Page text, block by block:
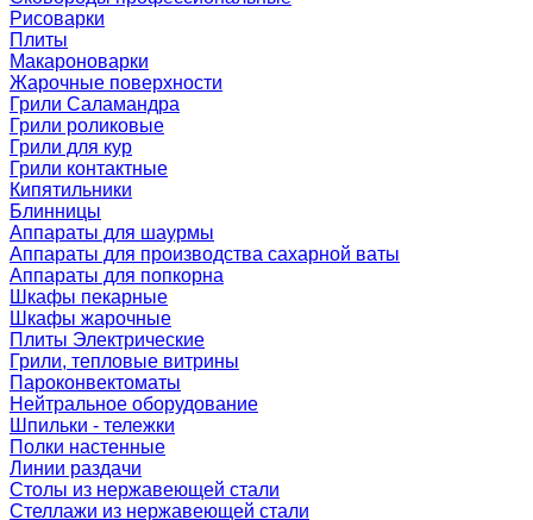
Рисоварки
Плиты
Макароноварки
Жарочные поверхности
Грили Саламандра
Грили роликовые
Грили для кур
Грили контактные
Кипятильники
Блинницы
Аппараты для шаурмы
Аппараты для производства сахарной ваты
Аппараты для попкорна
Шкафы пекарные
Шкафы жарочные
Плиты Электрические
Грили, тепловые витрины
Пароконвектоматы
Нейтральное оборудование
Шпильки - тележки
Полки настенные
Линии раздачи
Столы из нержавеющей стали
Стеллажи из нержавеющей стали